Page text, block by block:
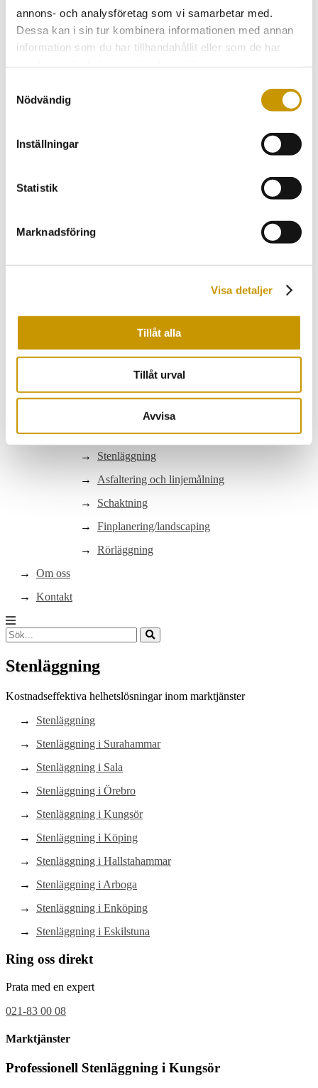
annons- och analysföretag som vi samarbetar med.
Dessa kan i sin tur kombinera informationen med annan
information som du har tillhandahållit eller som de har
Nödvändig
Inställningar
Statistik
Marknadsföring
Visa detaljer
Tillåt alla
Tillåt urval
Avvisa
Asfaltering
Finplanering
Enskilt Avlopp
Trädgårdsarbeten
BRF & Fastigheter
Fastighetsservice
Byggservice
Utemiljöer/trivsel
Servicetekniker
Markarbeten
Markarbeten
Utemiljöer
Stenläggning
Asfaltering och linjemålning
Schaktning
Finplanering/landscaping
Rörläggning
Om oss
Kontakt
Stenläggning
Kostnadseffektiva helhetslösningar inom marktjänster
Stenläggning
Stenläggning i Surahammar
Stenläggning i Sala
Stenläggning i Örebro
Stenläggning i Kungsör
Stenläggning i Köping
Stenläggning i Hallstahammar
Stenläggning i Arboga
Stenläggning i Enköping
Stenläggning i Eskilstuna
Ring oss direkt
Prata med en expert
021-83 00 08
Marktjänster
Professionell Stenläggning i Kungsör